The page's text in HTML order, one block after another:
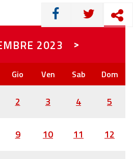
CONDIVIDI
2023 >
2 3 4 5
9 10 11 12